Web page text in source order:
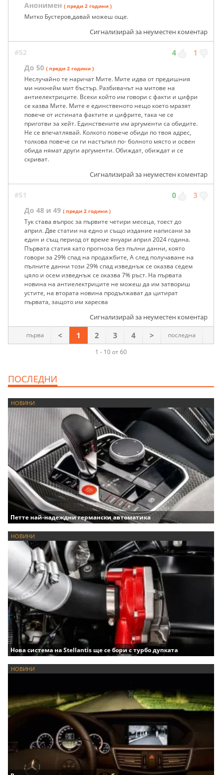
Анонимен ( преди 2 години )
Митко Бустеров,давай можеш още.
Сигнализирай за неуместен коментар
#52 4 1
До 50 ( преди 2 години )
Неслучайно те наричат Мите. Мите идва от предишния
ми никнейм мит бъстър. Разбивачът на митове на
антиелектриците. Всеки който им говори с факти и цифри
се казва Мите. Мите е единственото нещо което мразят
повече от истината фактите и цифрите, така че се
приготви за хейт. Единствените им аргументи са обидите.
Не се впечатлявай. Колкото повече обиди по твоя адрес,
толкова повече си ги настъпил по- болното място и освен
обида нямат други аргументи. Обиждат, обиждат и се
скриват.
Сигнализирай за неуместен коментар
#51 0 3
До 48 и 49 ( преди 2 години )
Тук става въпрос за първите четири месеца, тоест до
април. Две статии на едно и също издание написани за
един и същ период от време януари април 2024 година.
Първата статия като прогноза без пълни данни, която
говори за 29% спад на продажбите, А след получаване на
пълните данни този 29% спад изведнъж се оказва седем
цяло и осем изведнъж се оказва 7% ръст. На първата
новина на антиелектриците не можеш да им затвориш
устите, на втората новина продължават да цитират
първата, защото им харесва
Сигнализирай за неуместен коментар
1 - 10 от 60
първа < 1 2 3 4 > последна
ПОСЛЕДНИ
НОВИНИ
Петте най-надеждни германски автоматика
НОВИНИ
Нова система на Stellantis ще се бори с турбо дупката
НОВИНИ